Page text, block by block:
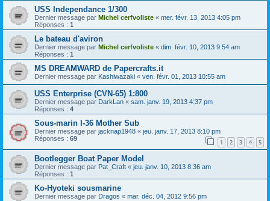
USS Independance 1/300
Dernier message par Michel cerfvoliste « mer. févr. 13, 2013 4:05 pm
Réponses : 1
Le bateau d'aviron
Dernier message par Michel cerfvoliste « dim. févr. 10, 2013 9:54 am
Réponses : 1
MS DREAMWARD de Papercrafts.it
Dernier message par Kashiwazaki « ven. févr. 01, 2013 10:55 am
USS Enterprise (CVN-65) 1:800
Dernier message par DarkLan « sam. janv. 19, 2013 4:37 pm
Réponses : 4
Sous-marin I-36 Mother Sub
Dernier message par jacknap1948 « jeu. janv. 17, 2013 8:10 pm
Réponses : 69 1 2 3 4 5
Bootlegger Boat Paper Model
Dernier message par Pat_Craft « jeu. janv. 10, 2013 8:36 am
Réponses : 1
Ko-Hyoteki sousmarine
Dernier message par Dragos « mar. déc. 04, 2012 9:56 pm